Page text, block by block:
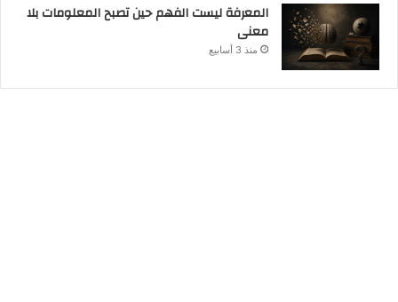
المعرفة ليست الفهم حين تصبح المعلومات بلا
معنى
منذ 3 أسابيع